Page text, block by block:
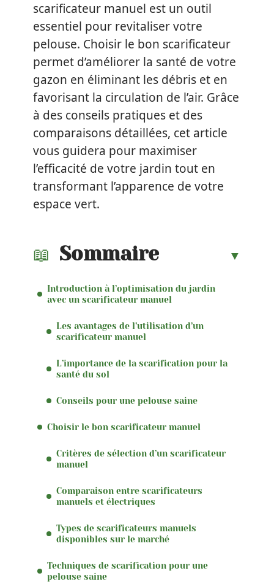
scarificateur manuel est un outil
essentiel pour revitaliser votre
pelouse. Choisir le bon scarificateur
permet d’améliorer la santé de votre
gazon en éliminant les débris et en
favorisant la circulation de l’air. Grâce
à des conseils pratiques et des
comparaisons détaillées, cet article
vous guidera pour maximiser
l’efficacité de votre jardin tout en
transformant l’apparence de votre
espace vert.
Sommaire
Introduction à l’optimisation du jardin
avec un scarificateur manuel
Les avantages de l’utilisation d’un
scarificateur manuel
L’importance de la scarification pour la
santé du sol
Conseils pour une pelouse saine
Choisir le bon scarificateur manuel
Critères de sélection d’un scarificateur
manuel
Comparaison entre scarificateurs
manuels et électriques
Types de scarificateurs manuels
disponibles sur le marché
Techniques de scarification pour une
pelouse saine